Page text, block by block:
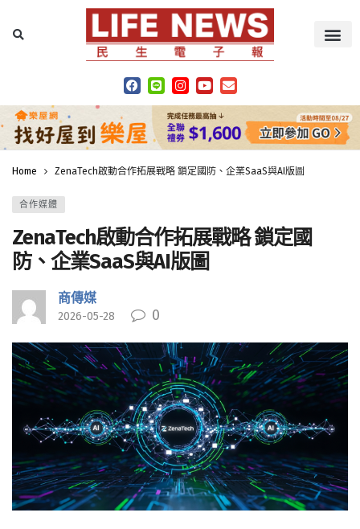
Home ZenaTech啟動合作拓展戰略 鎖定國防、企業SaaS與AI版圖
合作媒體
ZenaTech啟動合作拓展戰略 鎖定國
防、企業SaaS與AI版圖
商傳媒
2026-05-28 0